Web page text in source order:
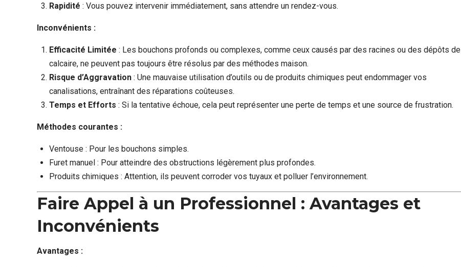
Rapidité : Vous pouvez intervenir immédiatement, sans attendre un rendez-vous.
Inconvénients :
Efficacité Limitée : Les bouchons profonds ou complexes, comme ceux causés par des racines ou des dépôts de
calcaire, ne peuvent pas toujours être résolus par des méthodes maison.
Risque d’Aggravation : Une mauvaise utilisation d’outils ou de produits chimiques peut endommager vos
canalisations, entraînant des réparations coûteuses.
Temps et Efforts : Si la tentative échoue, cela peut représenter une perte de temps et une source de frustration.
Méthodes courantes :
Ventouse : Pour les bouchons simples.
Furet manuel : Pour atteindre des obstructions légèrement plus profondes.
Produits chimiques : Attention, ils peuvent corroder vos tuyaux et polluer l’environnement.
Faire Appel à un Professionnel : Avantages et
Inconvénients
Avantages :